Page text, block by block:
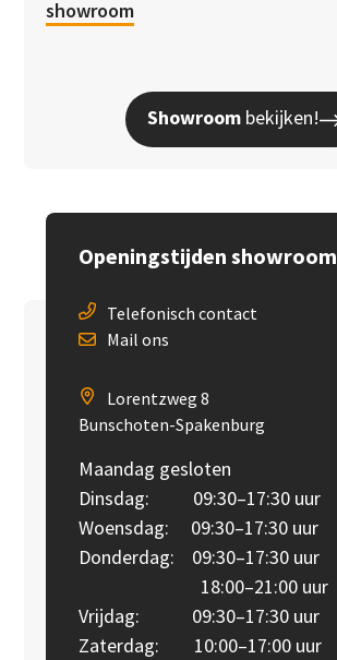
showroom
Showroom bekijken!
Openingstijden showroom
Telefonisch contact
Mail ons
Lorentzweg 8
Bunschoten-Spakenburg
Maandag gesloten
Dinsdag: 09:30–17:30 uur
Woensdag: 09:30–17:30 uur
Donderdag: 09:30–17:30 uur
18:00–21:00 uur
Vrijdag: 09:30–17:30 uur
Zaterdag: 10:00–17:00 uur